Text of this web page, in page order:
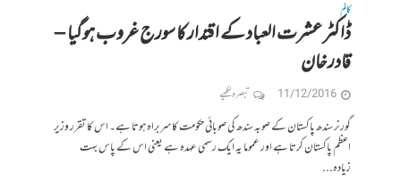
کالم
ڈاکٹر عشرت العباد کے اقتدار کا سورج غروب ہوگیا –
قادر خان
11/12/2016 تبصرہ لکھیے
گورنر سندھ پاکستان کے صوبہ سندھ کی صوبائی حکومت کا سربراہ ہوتا ہے۔ اس کا تقرر وزیر
اعظم پاکستان کرتا ہے اور عموما یہ ایک رسمی عہدہ ہے یعنی اس کے پاس بہت
زیادہ...